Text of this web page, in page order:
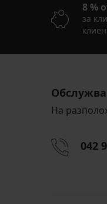
5
Долно
потниче
Дамска
нощница
5
Долно
8 %
за
На
042